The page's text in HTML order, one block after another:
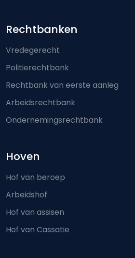
Footer-menu
Rechtbanken
Vredegerecht
Politierechtbank
Rechtbank van eerste aanleg
Arbeidsrechtbank
Ondernemingsrechtbank
Hoven
Hof van beroep
Arbeidshof
Hof van assisen
Hof van Cassatie